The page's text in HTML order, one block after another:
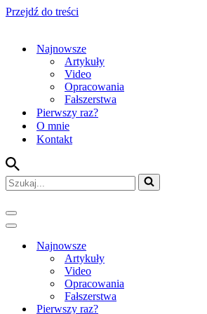
Przejdź do treści
Najnowsze
Artykuły
Video
Opracowania
Fałszerstwa
Pierwszy raz?
O mnie
Kontakt
Szukaj...
Menu
nawigacji
Menu
nawigacjiNajnowsze
Artykuły
Video
Opracowania
Fałszerstwa
Pierwszy raz?